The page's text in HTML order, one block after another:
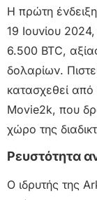
Η πρώτη
19 Ιουνίου
6.500 BTC,
δολαρίων.
κατασχεθεί από
Movie2k, που
χώρο της
Ρευστότητα
Ο ιδρυτής της